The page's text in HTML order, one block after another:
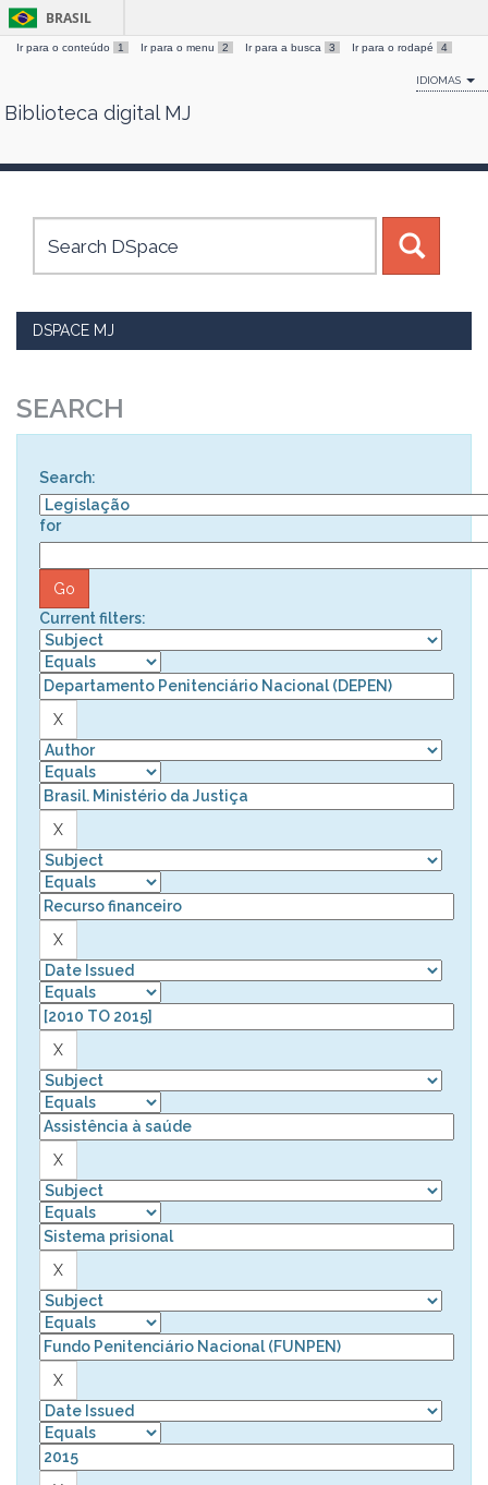
Skip
BRASIL
Ir para o conteúdo 1 Ir para o menu 2 Ir para a busca 3 Ir para o rodapé 4
IDIOMAS
Biblioteca digital MJ
DSPACE MJ
SEARCH
Search:
for
Current filters: